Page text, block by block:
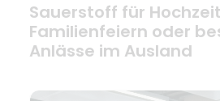
Sauerstoff für
Familienfeiern oder
Anlässe im Ausland